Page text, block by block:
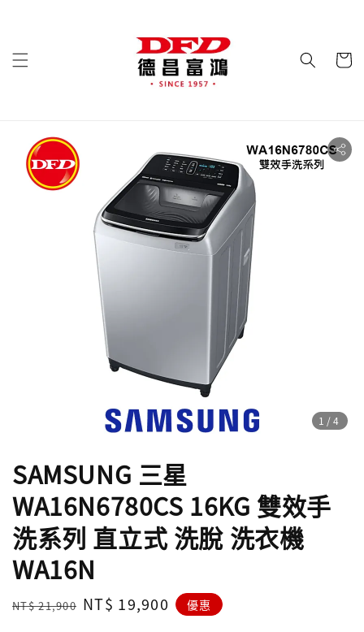
1 /4
SAMSUNG 三星
WA16N6780CS 16KG 雙效手
洗系列 直立式 洗脫 洗衣機
WA16N
Regular
NT$ 21,900 Sale
NT$ 19,900 優惠